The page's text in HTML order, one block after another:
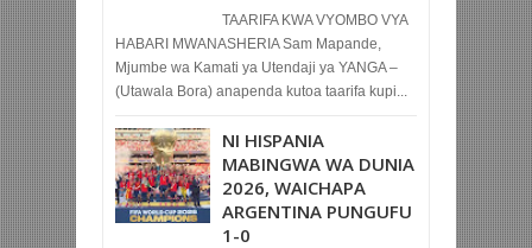
TAARIFA KWA VYOMBO VYA
HABARI MWANASHERIA Sam Mapande,
Mjumbe wa Kamati ya Utendaji ya YANGA –
(Utawala Bora) anapenda kutoa taarifa kupi...
NI HISPANIA
MABINGWA WA DUNIA
2026, WAICHAPA
ARGENTINA PUNGUFU
1-0